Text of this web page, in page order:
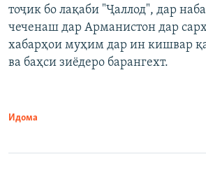
Auto 240p 360p
720p 1080p
тоҷик бо лақаби "Ҷаллод", дар
чеченаш дар Арманистон дар
хабарҳои муҳим дар ин кишвар
ва баҳси зиёдеро барангехт.
Идома